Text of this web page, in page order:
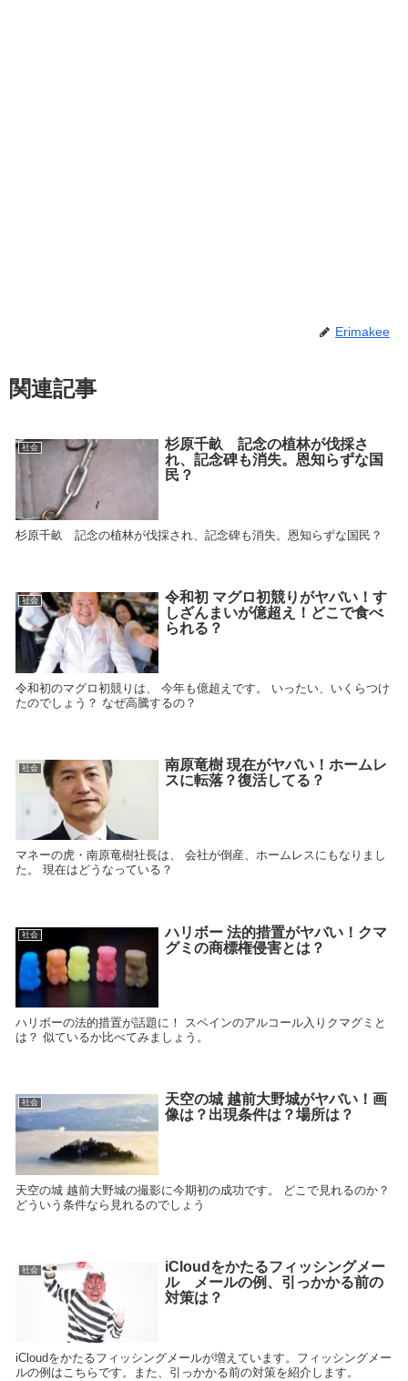
Erimakee
関連記事
社会
杉原千畝 記念の植林が伐採さ
れ、記念碑も消失。恩知らずな国
民？
杉原千畝 記念の植林が伐採され、記念碑も消失。恩知らずな国民？
社会
令和初 マグロ初競りがヤバい！す
しざんまいが億超え！どこで食べ
られる？
令和初のマグロ初競りは、 今年も億超えです。 いったい、いくらつけ
たのでしょう？ なぜ高騰するの？
社会
南原竜樹 現在がヤバい！ホームレ
スに転落？復活してる？
マネーの虎・南原竜樹社長は、 会社が倒産、ホームレスにもなりまし
た。 現在はどうなっている？
社会
ハリボー 法的措置がヤバい！クマ
グミの商標権侵害とは？
ハリボーの法的措置が話題に！ スペインのアルコール入りクマグミと
は？ 似ているか比べてみましょう。
社会
天空の城 越前大野城がヤバい！画
像は？出現条件は？場所は？
天空の城 越前大野城の撮影に今期初の成功です。 どこで見れるのか？
どういう条件なら見れるのでしょう
社会
iCloudをかたるフィッシングメー
ル メールの例、引っかかる前の
対策は？
iCloudをかたるフィッシングメールが増えています。フィッシングメー
ルの例はこちらです。また、引っかかる前の対策を紹介します。